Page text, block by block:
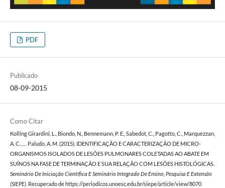
PDF
Publicado
08-09-2015
Como Citar
Kolling Girardini, L., Biondo, N., Bennemann, P. E., Sabedot, C., Pagotto, C., Marquezzan,
A. C., … Paludo, A. M. (2015). IDENTIFICAÇÃO E CARACTERIZAÇÃO DE MICRO-
ORGANISMOS ISOLADOS DE LESÕES PULMONARES COLETADAS AO ABATE EM
SUÍNOS NA FASE DE TERMINAÇÃO E SUA RELAÇÃO COM LESÕES HISTOLÓGICAS.
Seminário De Iniciação Científica E Seminário Integrado De Ensino, Pesquisa E Extensão
(SIEPE). Recuperado de https://periodicos.unoesc.edu.br/siepe/article/view/8070